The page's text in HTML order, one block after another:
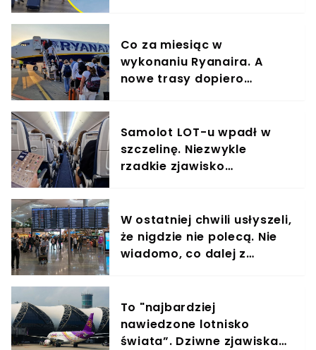
Co za miesiąc w
wykonaniu Ryanaira. A
nowe trasy dopiero
Samolot LOT-u wpadł w
szczelinę. Niezwykle
rzadkie zjawisko
W ostatniej chwili usłyszeli,
że nigdzie nie polecą. Nie
wiadomo, co dalej z
To "najbardziej
nawiedzone lotnisko
świata”. Dziwne zjawiska